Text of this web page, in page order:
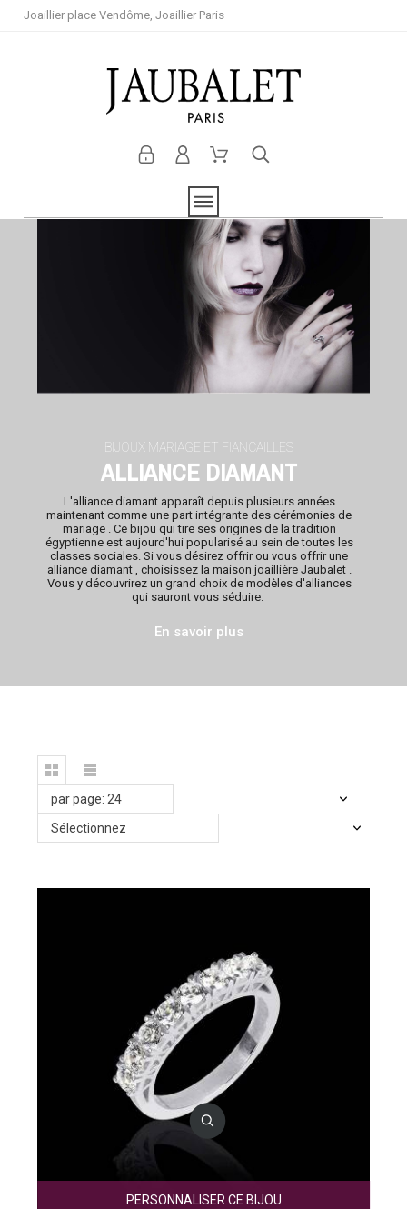
Joaillier place Vendôme, Joaillier Paris
BIJOUX MARIAGE ET FIANCAILLES
ALLIANCE DIAMANT
L'alliance diamantapparaît depuis plusieurs années
maintenant comme une part intégrante des cérémonies de
mariage . Ce bijou qui tire ses origines de la tradition
égyptienne est aujourd'hui popularisé au sein de toutes les
classes sociales. Si vous désirez offrir ou vous offrir une
alliance diamant , choisissez la maison joaillière Jaubalet .
Vous y découvrirez un grand choix de modèles d'alliances
qui sauront vous séduire.
En savoir plus
par page: 24
Sélectionnez
PERSONNALISER CE BIJOU